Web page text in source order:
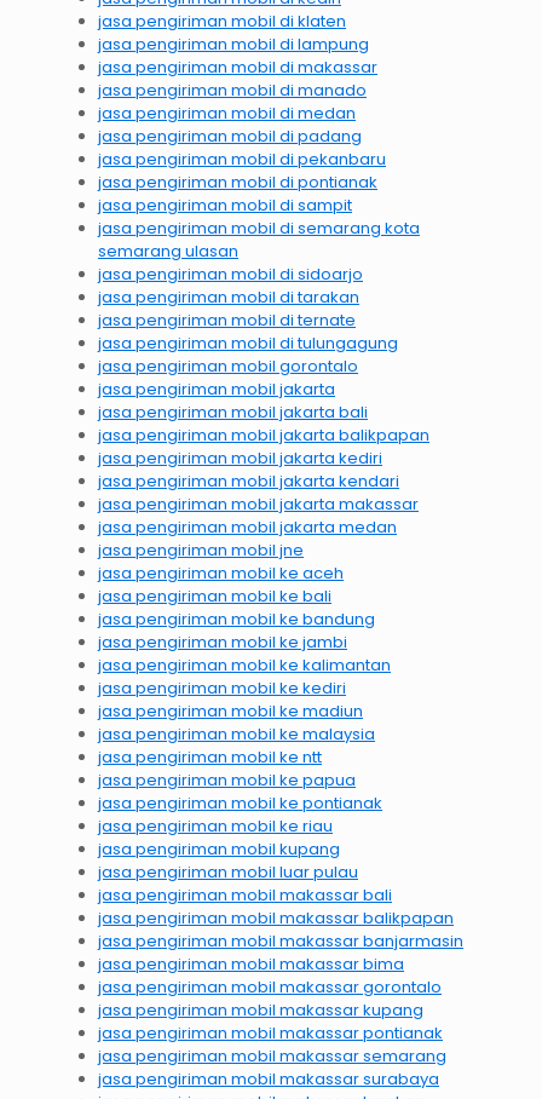
jasa pengiriman mobil di klaten
jasa pengiriman mobil di lampung
jasa pengiriman mobil di makassar
jasa pengiriman mobil di manado
jasa pengiriman mobil di medan
jasa pengiriman mobil di padang
jasa pengiriman mobil di pekanbaru
jasa pengiriman mobil di pontianak
jasa pengiriman mobil di sampit
jasa pengiriman mobil di semarang kota
semarang ulasan
jasa pengiriman mobil di sidoarjo
jasa pengiriman mobil di tarakan
jasa pengiriman mobil di ternate
jasa pengiriman mobil di tulungagung
jasa pengiriman mobil gorontalo
jasa pengiriman mobil jakarta
jasa pengiriman mobil jakarta bali
jasa pengiriman mobil jakarta balikpapan
jasa pengiriman mobil jakarta kediri
jasa pengiriman mobil jakarta kendari
jasa pengiriman mobil jakarta makassar
jasa pengiriman mobil jakarta medan
jasa pengiriman mobil jne
jasa pengiriman mobil ke aceh
jasa pengiriman mobil ke bali
jasa pengiriman mobil ke bandung
jasa pengiriman mobil ke jambi
jasa pengiriman mobil ke kalimantan
jasa pengiriman mobil ke kediri
jasa pengiriman mobil ke madiun
jasa pengiriman mobil ke malaysia
jasa pengiriman mobil ke ntt
jasa pengiriman mobil ke papua
jasa pengiriman mobil ke pontianak
jasa pengiriman mobil ke riau
jasa pengiriman mobil kupang
jasa pengiriman mobil luar pulau
jasa pengiriman mobil makassar bali
jasa pengiriman mobil makassar balikpapan
jasa pengiriman mobil makassar banjarmasin
jasa pengiriman mobil makassar bima
jasa pengiriman mobil makassar gorontalo
jasa pengiriman mobil makassar kupang
jasa pengiriman mobil makassar pontianak
jasa pengiriman mobil makassar semarang
jasa pengiriman mobil makassar surabaya